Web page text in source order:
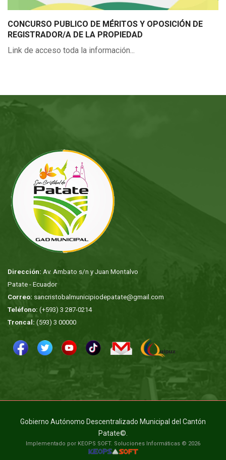
CONCURSO PUBLICO DE MÉRITOS Y OPOSICIÓN DE
REGISTRADOR/A DE LA PROPIEDAD
Link de acceso toda la información...
Dirección: Av. Ambato s/n y Juan Montalvo
Patate - Ecuador
Correo: sancristobalmunicipiodepatate@gmail.com
Teléfono: (+593) 3 287-0214
Troncal: (593) 3 00000
Gobierno Autónomo Descentralizado Municipal del Cantón
Patate©.
Implementado por KEOPS SOFT. Soluciones Informáticas © 2026